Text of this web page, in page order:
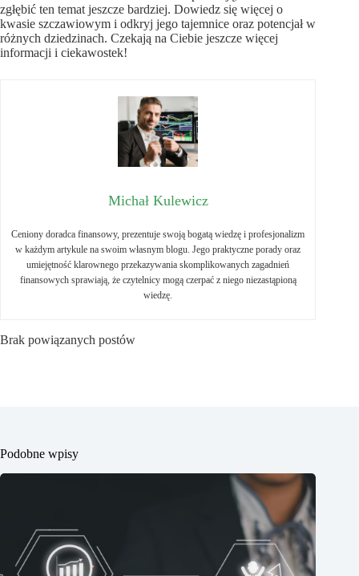
zgłębić ten temat jeszcze bardziej. Dowiedz się więcej o
kwasie szczawiowym i odkryj jego tajemnice oraz potencjał w
różnych dziedzinach. Czekają na Ciebie jeszcze więcej
informacji i ciekawostek!
Michał Kulewicz
Ceniony doradca finansowy, prezentuje swoją bogatą wiedzę i profesjonalizm
w każdym artykule na swoim własnym blogu. Jego praktyczne porady oraz
umiejętność klarownego przekazywania skomplikowanych zagadnień
finansowych sprawiają, że czytelnicy mogą czerpać z niego niezastąpioną
wiedzę.
Brak powiązanych postów
Podobne wpisy